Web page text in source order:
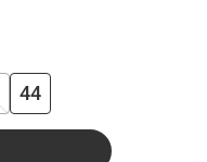
44